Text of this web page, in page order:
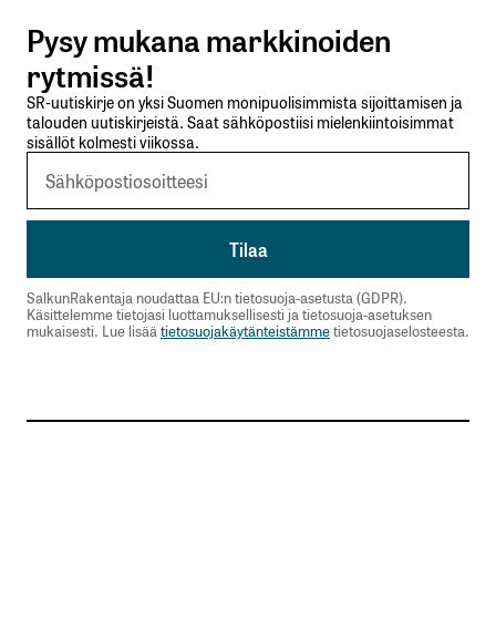
Lähetä kommentti
Pysy mukana markkinoiden
rytmissä!
SR-uutiskirje on yksi Suomen monipuolisimmista sijoittamisen ja
talouden uutiskirjeistä. Saat sähköpostiisi mielenkiintoisimmat
sisällöt kolmesti viikossa.
SalkunRakentaja noudattaa EU:n tietosuoja-asetusta (GDPR).
Käsittelemme tietojasi luottamuksellisesti ja tietosuoja-asetuksen
mukaisesti. Lue lisää tietosuojakäytänteistämmetietosuojaselosteesta.